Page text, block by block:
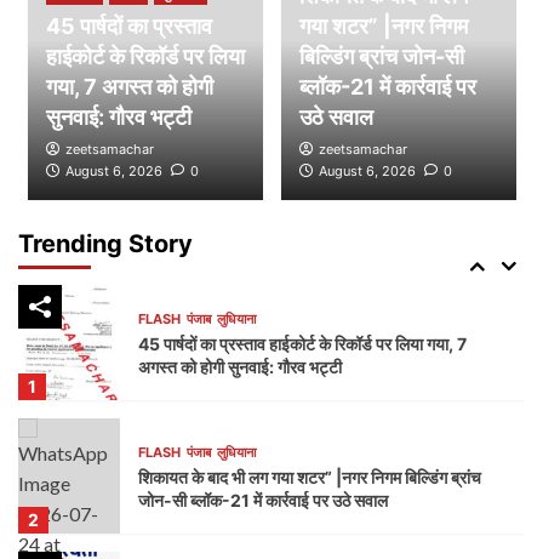
45 पार्षदों का प्रस्ताव
हाईकोर्ट के रिकॉर्ड पर लिया
गया, 7 अगस्त को होगी
सुनवाई: गौरव भट्टी
zeetsamachar
August 6, 2026
0
गया शटर” |नगर निगम
बिल्डिंग ब्रांच जोन-सी
ब्लॉक-21 में कार्रवाई पर
उठे सवाल
zeetsamachar
August 6, 2026
0
Trending Story
FLASH पंजाब लुधियाना
डम्मी निगम सदन लगाकर भाजपा का निगम प्रशासन पर हमला,
भेदभाव और भ्रष्टाचार के लगाए आरोप
5
प्लॉटिंग पर गहराए सवाल
1
FLASH पंजाब लुधियाना
45 पार्षदों का प्रस्ताव हाईकोर्ट के रिकॉर्ड पर लिया गया, 7
अगस्त को होगी सुनवाई: गौरव भट्टी
2
FLASH पंजाब लुधियाना
शिकायत के बाद भी लग गया शटर” |नगर निगम बिल्डिंग ब्रांच
जोन-सी ब्लॉक-21 में कार्रवाई पर उठे सवाल